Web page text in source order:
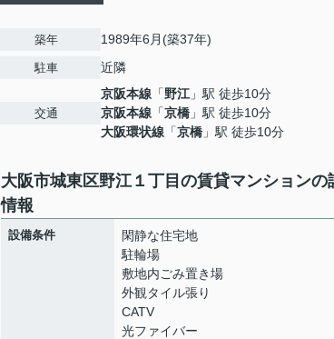
築年 1989年6月(築37年)
駐車 近隣
交通
京阪本線 「野江 」駅 徒歩10分
京阪本線 「京橋 」駅 徒歩10分
大阪環状線 「京橋 」駅 徒歩10分
大阪市城東区野江１丁目の賃貸マンションの
情報
設備条件
閑静な住宅地
駐輪場
敷地内ごみ置き場
外観タイル張り
CATV
光ファイバー